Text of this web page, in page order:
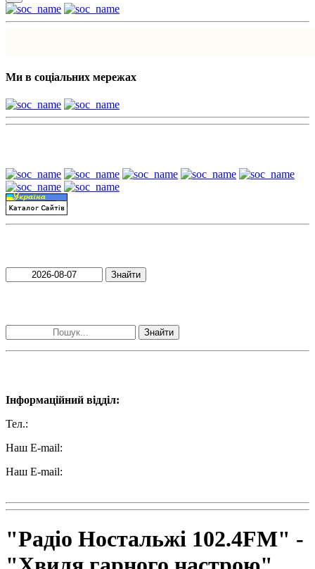
Ми в соціальних мережах
Знайти
Знайти
Інформаційний відділ:
Тел.:
Наш E-mail:
Наш E-mail:
"Радіо Ностальжі 102.4FM" -